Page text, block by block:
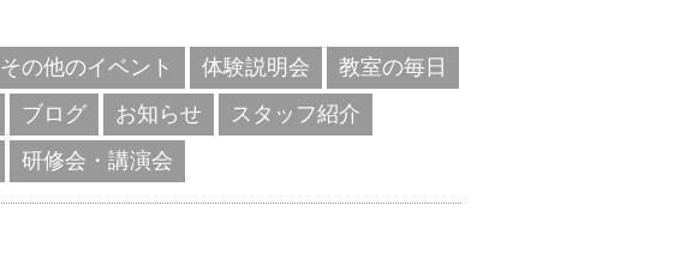
その他のイベント 体験説明会
教室の毎日
ブログ お知らせ
スタッフ紹介
研修会・講演会